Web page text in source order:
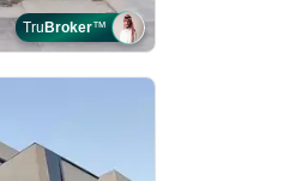
TruBroker™